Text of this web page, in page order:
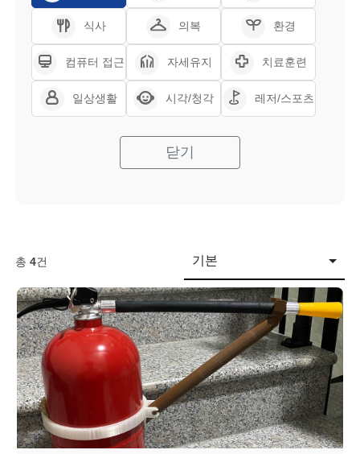
식사 의복 환경
컴퓨터 접근 자세유지 치료훈련
일상생활 시각/청각 레저/스포츠
닫기
총4건 기본